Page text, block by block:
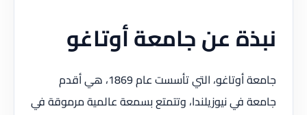
نبذة عن جامعة أوتاغو
جامعة أوتاغو، التي تأسست عام 1869، هي أقدم
جامعة في نيوزيلندا، وتتمتع بسمعة عالمية مرموقة في